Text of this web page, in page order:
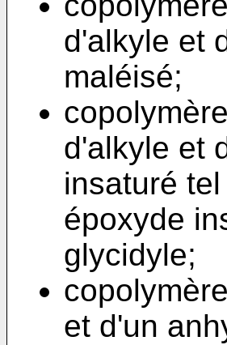
d'alkyle et
maléisé;
d'alkyle et
insaturé
époxyde
glycidyle;
et d'un